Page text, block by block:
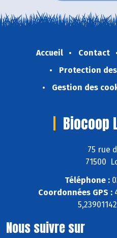
Accueil Contact
Protection
Gestion des
Biocoop
75 rue
71500
Téléphone :
Coordonnées GPS :
Nous suivre sur